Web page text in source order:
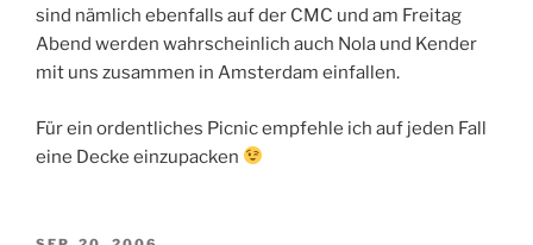
sind nämlich ebenfalls auf der CMC und am Freitag
Abend werden wahrscheinlich auch Nola und Kender
mit uns zusammen in Amsterdam einfallen.
Für ein ordentliches Picnic empfehle ich auf jeden Fall
eine Decke einzupacken